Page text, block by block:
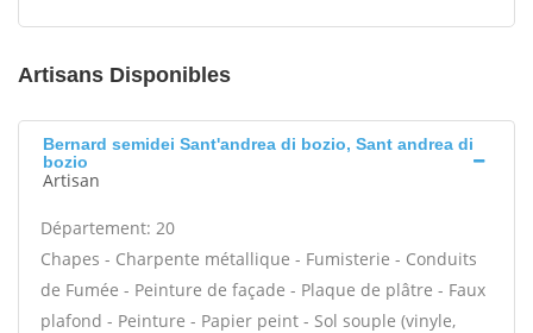
Artisans Disponibles
Bernard semidei Sant'andrea di bozio, Sant andrea di
bozio
Artisan
Département: 20
Chapes - Charpente métallique - Fumisterie - Conduits
de Fumée - Peinture de façade - Plaque de plâtre - Faux
plafond - Peinture - Papier peint - Sol souple (vinyle,